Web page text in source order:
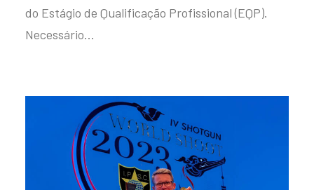
do Estágio de Qualificação Profissional (EQP).
Necessário…